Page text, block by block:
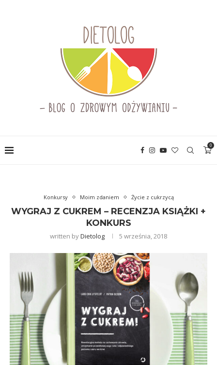
0
Konkursy Moim zdaniem Życie z cukrzycą
WYGRAJ Z CUKREM – RECENZJA KSIĄŻKI +
KONKURS
written byDietolog 5 września, 2018